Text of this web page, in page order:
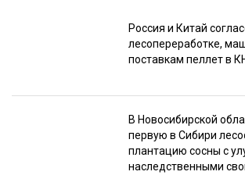
Россия и Китай
лесопереработке,
поставкам пеллет в
В Новосибирской
первую в Сибири
плантацию сосны с
наследственными